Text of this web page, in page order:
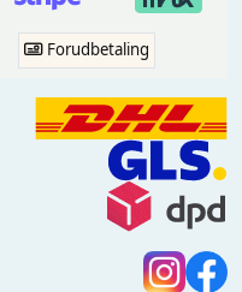
Forudbetaling